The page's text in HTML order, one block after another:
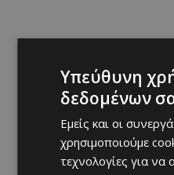
Υπεύθυνη
δεδομένων
Εμείς και οι
χρησιμοποιούμε
τεχνολογίες για να